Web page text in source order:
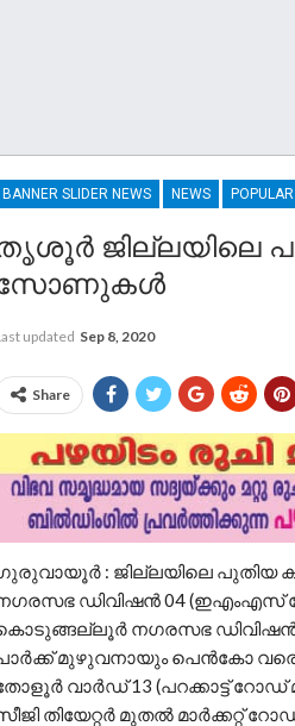
BANNER SLIDER NEWS NEWS
ജില്ലയിലെ
updated Sep 8, 2020
Share
: ജില്ലയിലെ
ഡിവിഷൻ 04 (ഇഎംഎസ്
നഗരസഭ ഡിവിഷൻ
മുഴുവനായും പെൻകോ
വാർഡ് 13 (പറക്കാട്ട്
തിയേറ്റർ മുതൽ മാർക്കറ്റ്